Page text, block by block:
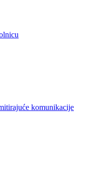
komunikacije